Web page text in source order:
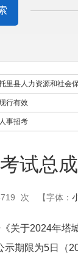
里县人力资源和社会
行有效
事招考
试总
次 【字体：
关于2024年塔
期限为5日（